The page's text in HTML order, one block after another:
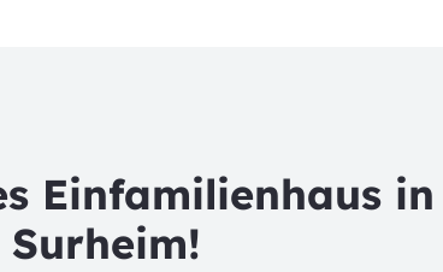
Einfamilienhaus in
Surheim!